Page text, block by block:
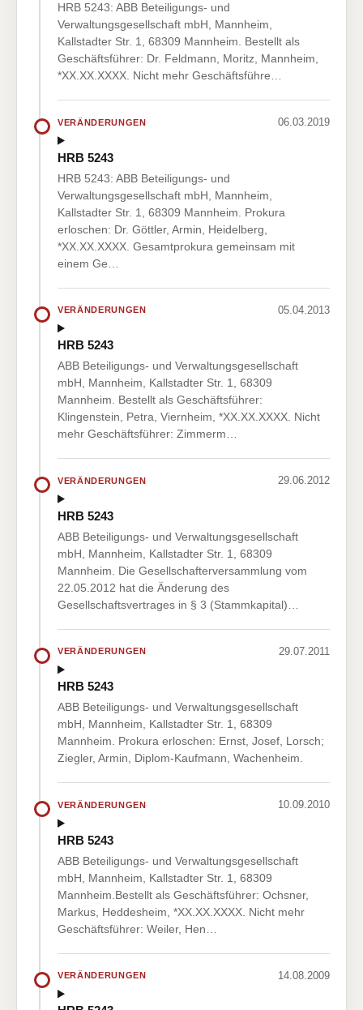
HRB 5243: ABB Beteiligungs- und
Verwaltungsgesellschaft mbH, Mannheim,
Kallstadter Str. 1, 68309 Mannheim. Bestellt als
Geschäftsführer: Dr. Feldmann, Moritz, Mannheim,
*XX.XX.XXXX. Nicht mehr Geschäftsführe…
VERÄNDERUNGEN 06.03.2019
HRB 5243
HRB 5243: ABB Beteiligungs- und
Verwaltungsgesellschaft mbH, Mannheim,
Kallstadter Str. 1, 68309 Mannheim. Prokura
erloschen: Dr. Göttler, Armin, Heidelberg,
*XX.XX.XXXX. Gesamtprokura gemeinsam mit
einem Ge…
VERÄNDERUNGEN 05.04.2013
HRB 5243
ABB Beteiligungs- und Verwaltungsgesellschaft
mbH, Mannheim, Kallstadter Str. 1, 68309
Mannheim. Bestellt als Geschäftsführer:
Klingenstein, Petra, Viernheim, *XX.XX.XXXX. Nicht
mehr Geschäftsführer: Zimmerm…
VERÄNDERUNGEN 29.06.2012
HRB 5243
ABB Beteiligungs- und Verwaltungsgesellschaft
mbH, Mannheim, Kallstadter Str. 1, 68309
Mannheim. Die Gesellschafterversammlung vom
22.05.2012 hat die Änderung des
Gesellschaftsvertrages in § 3 (Stammkapital)…
VERÄNDERUNGEN 29.07.2011
HRB 5243
ABB Beteiligungs- und Verwaltungsgesellschaft
mbH, Mannheim, Kallstadter Str. 1, 68309
Mannheim. Prokura erloschen: Ernst, Josef, Lorsch;
Ziegler, Armin, Diplom-Kaufmann, Wachenheim.
VERÄNDERUNGEN 10.09.2010
HRB 5243
ABB Beteiligungs- und Verwaltungsgesellschaft
mbH, Mannheim, Kallstadter Str. 1, 68309
Mannheim.Bestellt als Geschäftsführer: Ochsner,
Markus, Heddesheim, *XX.XX.XXXX. Nicht mehr
Geschäftsführer: Weiler, Hen…
VERÄNDERUNGEN 14.08.2009